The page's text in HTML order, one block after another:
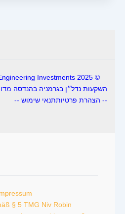
© 2025 Engineering Investments
השקעות נדל״ן בגרמניה בהנדסה
-- הצהרת פרטיותתנאי שימוש --
§ 5 TMG Niv Robin